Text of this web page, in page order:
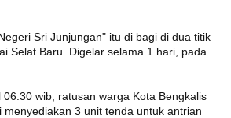
Sri Junjungan" itu di bagi di dua titik
Selat Baru. Digelar selama 1 hari, pada
wib, ratusan warga Kota Bengkalis
3 unit tenda untuk antrian